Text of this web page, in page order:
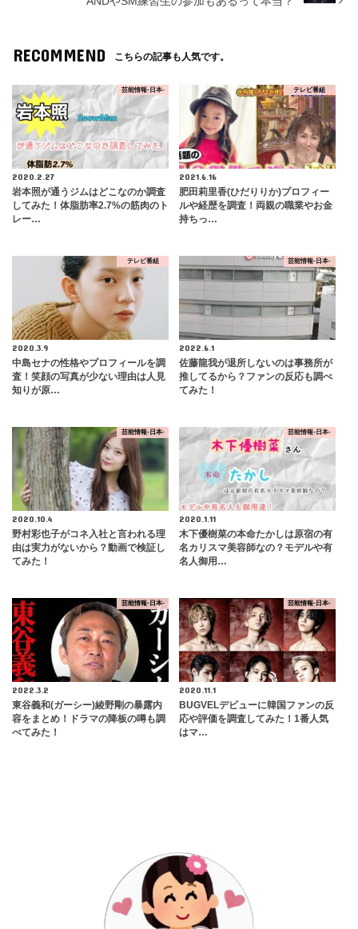
RECOMMEND こちらの記事も人気です。
芸能情報-日本-
2020.2.27
岩本照が通うジムはどこなのか調査
してみた！体脂肪率2.7%の筋肉のト
レー…
テレビ番組
2021.6.16
肥田莉里香(ひだりりか)プロフィー
ルや経歴を調査！両親の職業やお金
持ちっ…
テレビ番組
2020.3.9
中島セナの性格やプロフィールを調
査！笑顔の写真が少ない理由は人見
知りが原…
芸能情報-日本-
2022.6.1
佐藤龍我が退所しないのは事務所が
推してるから？ファンの反応も調べ
てみた！
芸能情報-日本-
2020.10.4
野村彩也子がコネ入社と言われる理
由は実力がないから？動画で検証し
てみた！
芸能情報-日本-
2020.1.11
木下優樹菜の本命たかしは原宿の有
名カリスマ美容師なの？モデルや有
名人御用…
芸能情報-日本-
2022.3.2
東谷義和(ガーシー)綾野剛の暴露内
容をまとめ！ドラマの降板の噂も調
べてみた！
芸能情報-日本-
2020.11.1
BUGVELデビューに韓国ファンの反
応や評価を調査してみた！1番人気
はマ…